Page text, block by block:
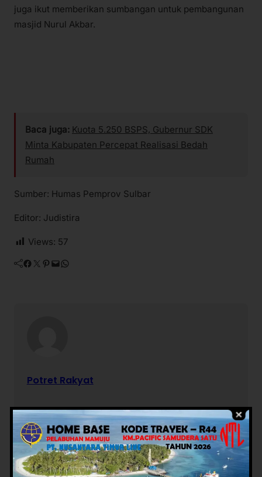
juga ikut memberikan sumbangan untuk pembangunan
masjid Nurul Akbar.
Baca juga: Kuota 5.250 BSPS, Gubernur SDK
Minta Kabupaten Percepat Realisasi Bedah
Rumah
Sumber: Humas Pemprov Sulbar
Editor: Judistira
Views: 57
Facebook Twitter Pinterest Mail WhatsApp
Potret Rakyat
Berita Terkait
AdvertorialDaerah
NewsPemerintahan
Advertorial
Daerah
Mamuju
News